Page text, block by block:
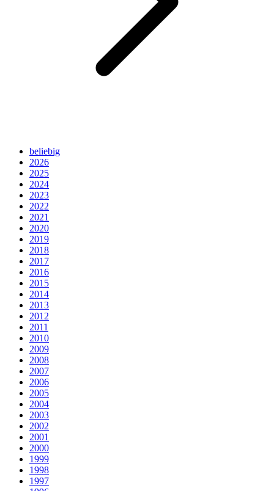
beliebig
2026
2025
2024
2023
2022
2021
2020
2019
2018
2017
2016
2015
2014
2013
2012
2011
2010
2009
2008
2007
2006
2005
2004
2003
2002
2001
2000
1999
1998
1997